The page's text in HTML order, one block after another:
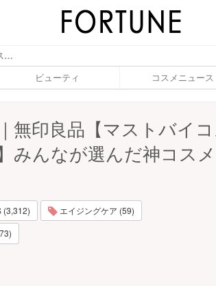
2022年最新｜無印良品【マストバイコスメ・TOP10】みんなが選んだ神コスメランキング♡ - ふぉーちゅん(FORTUNE)
ビューティ コスメニュース
無印良品【マストバイ
みんなが選んだ神コス
(3,312)
エイジングケア (59)